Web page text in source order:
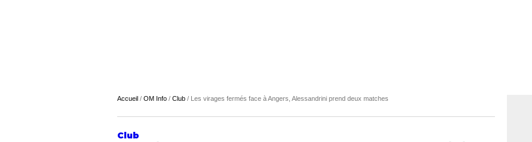
Accueil / OM Info / Club / Les virages fermés face à Angers, Alessandrini prend deux matches
Club